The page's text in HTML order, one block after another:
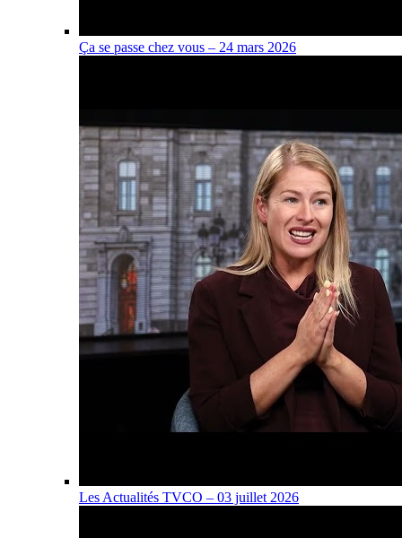
Ça se passe chez vous – 24 mars 2026
Les Actualités TVCO – 03 juillet 2026